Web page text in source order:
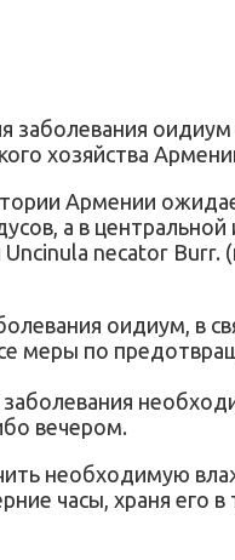
заболевания
хозяйства
Армении
а в
necator
оидиум,
по
вечером.
необходимую
часы, храня его в